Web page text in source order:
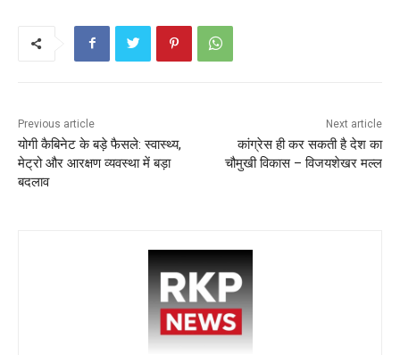
p
Previous article
योगी कैबिनेट के बड़े फैसले: स्वास्थ्य,
मेट्रो और आरक्षण व्यवस्था में बड़ा
बदलाव
Next article
कांग्रेस ही कर सकती है देश का
चौमुखी विकास – विजयशेखर मल्ल